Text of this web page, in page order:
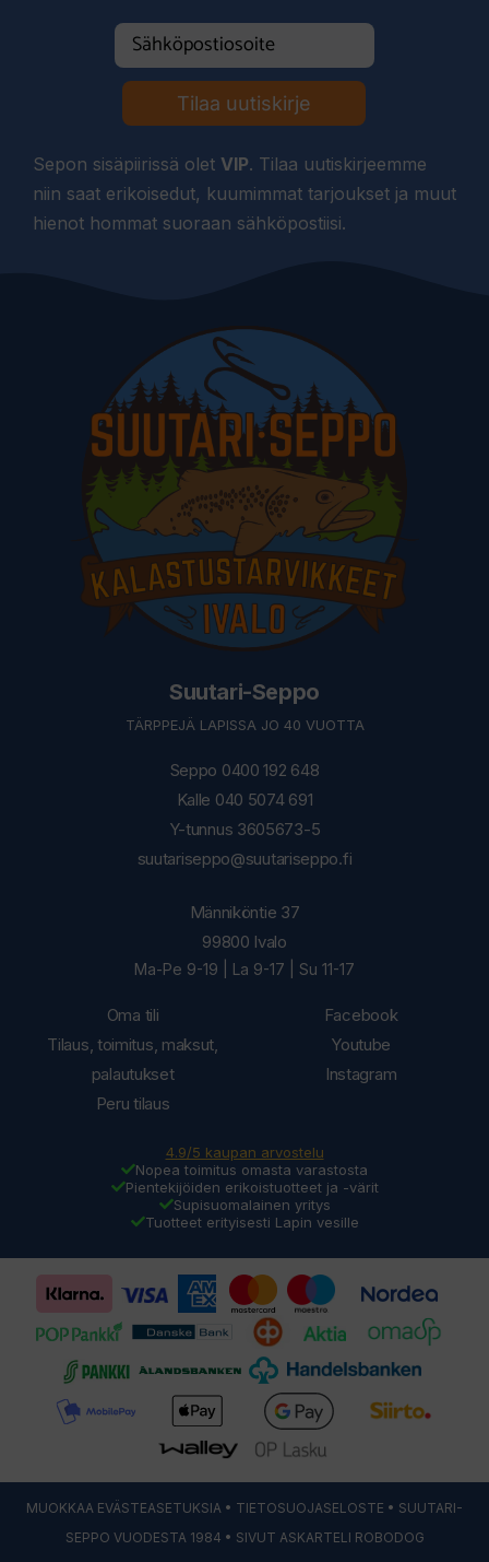
Tilaa uutiskirje
Sepon sisäpiirissä olet VIP. Tilaa uutiskirjeemme
niin saat erikoisedut, kuumimmat tarjoukset ja muut
hienot hommat suoraan sähköpostiisi.
Suutari-Seppo
TÄRPPEJÄ LAPISSA JO 40 VUOTTA
Seppo 0400 192 648
Kalle 040 5074 691
Y-tunnus 3605673-5
suutariseppo@suutariseppo.fi
Oma tili
Tilaus, toimitus, maksut,
palautukset
Peru tilaus
Männiköntie 37
99800 Ivalo
Ma-Pe 9-19 | La 9-17 | Su 11-17
Facebook
Youtube
Instagram
4.9/5 kaupan arvostelu
Nopea toimitus omasta varastosta
Pientekijöiden erikoistuotteet ja -värit
Supisuomalainen yritys
Tuotteet erityisesti Lapin vesille
MUOKKAA EVÄSTEASETUKSIA • TIETOSUOJASELOSTE • SUUTARI-
SEPPO VUODESTA 1984 • SIVUT ASKARTELI ROBODOG